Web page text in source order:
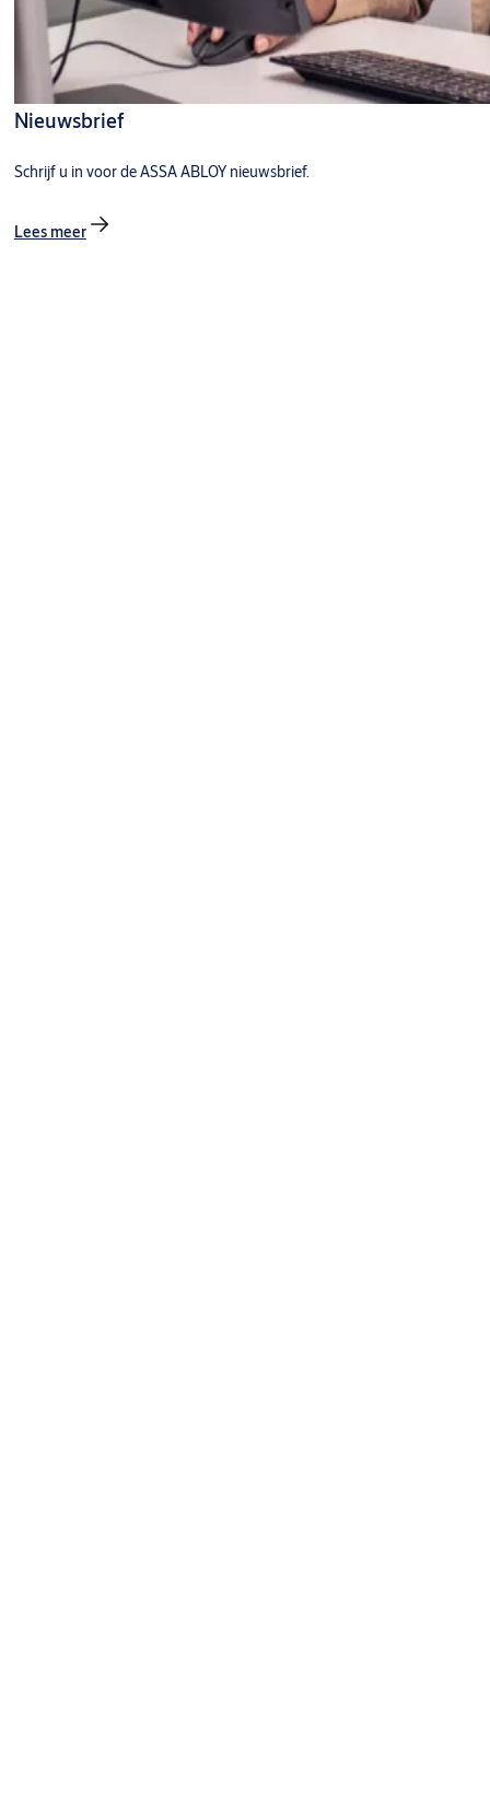
Nieuwsbrief
Schrijf u in voor de ASSA ABLOY nieuwsbrief.
Lees meer